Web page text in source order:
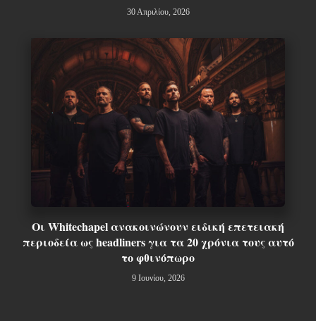
30 Απριλίου, 2026
Οι Whitechapel ανακοινώνουν ειδική επετειακή
περιοδεία ως headliners για τα 20 χρόνια τους αυτό
το φθινόπωρο
9 Ιουνίου, 2026